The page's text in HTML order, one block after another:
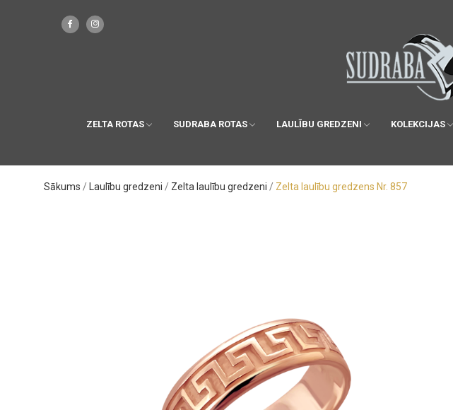
ZELTA ROTAS SUDRABA ROTAS LAULĪBU GREDZENI KOLEKCIJAS
Sākums Laulību gredzeni Zelta laulību gredzeni Zelta laulību gredzens Nr. 857